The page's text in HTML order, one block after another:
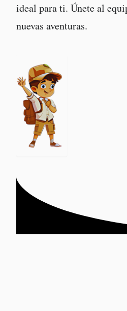
ideal para ti. Únete al
nuevas aventuras.